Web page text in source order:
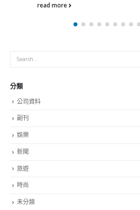
read more
分類
公司資料
副刊
娛樂
新聞
旅遊
時尚
未分類